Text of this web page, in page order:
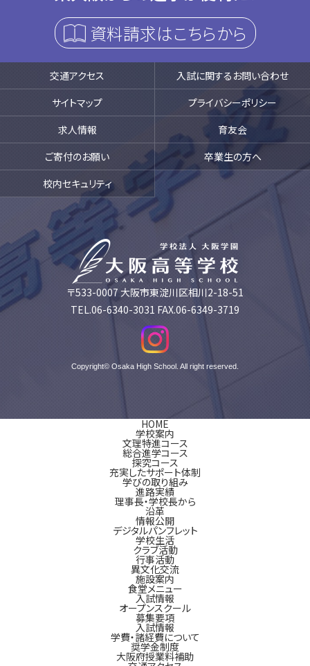
資料請求はこちらから
交通アクセス
入試に関するお問い合わせ
サイトマップ
プライバシーポリシー
求人情報
育友会
ご寄付のお願い
卒業生の方へ
校内セキュリティ
〒533-0007 大阪市東淀川区相川2-18-51
TEL.06-6340-3031 FAX.06-6349-3719
Copyright© Osaka High School. All right reserved.
HOME
学校案内
文理特進コース
総合進学コース
探究コース
充実したサポート体制
学びの取り組み
進路実績
理事長・学校長から
沿革
情報公開
デジタルパンフレット
学校生活
クラブ活動
行事活動
異文化交流
施設案内
食堂メニュー
入試情報
オープンスクール
募集要項
入試情報
学費・諸経費について
奨学金制度
大阪府授業料補助